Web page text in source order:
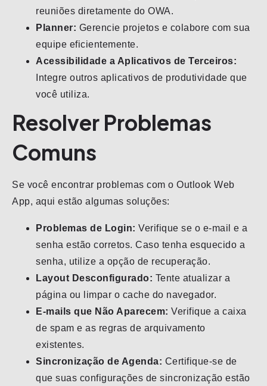
reuniões diretamente do OWA.
Planner: Gerencie projetos e colabore com sua
equipe eficientemente.
Acessibilidade a Aplicativos de Terceiros:
Integre outros aplicativos de produtividade que
você utiliza.
Resolver Problemas
Comuns
Se você encontrar problemas com o Outlook Web
App, aqui estão algumas soluções:
Problemas de Login: Verifique se o e-mail e a
senha estão corretos. Caso tenha esquecido a
senha, utilize a opção de recuperação.
Layout Desconfigurado: Tente atualizar a
página ou limpar o cache do navegador.
E-mails que Não Aparecem: Verifique a caixa
de spam e as regras de arquivamento
existentes.
Sincronização de Agenda: Certifique-se de
que suas configurações de sincronização estão